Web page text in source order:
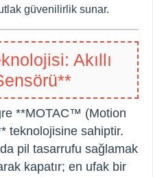
güvenilirlik sunar.
Akıllı
**MOTAC™ (Motion
teknolojisine sahiptir.
pil tasarrufu sağlamak
kapatır; en ufak bir